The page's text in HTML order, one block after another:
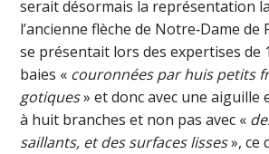
serait désormais la représentation
l’ancienne flèche de Notre‑Dame de
se présentait lors des expertises de
baies « couronnées par huis petits
gotiques» et donc avec une aiguille
à huit branches et non pas avec «
saillants, et des surfaces lisses», ce